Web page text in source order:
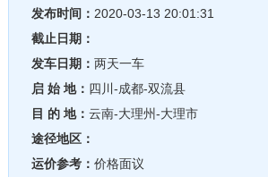
发布时间： 2020-03-13 20:01:31
截止日期：
发车日期： 两天一车
启 始 地： 四川-成都-双流县
目 的 地： 云南-大理州-大理市
途径地区：
运价参考： 价格面议